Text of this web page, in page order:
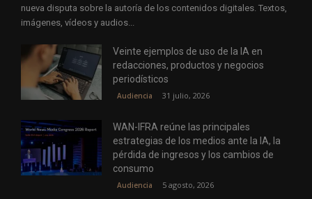
nueva disputa sobre la autoría de los contenidos digitales. Textos,
imágenes, vídeos y audios...
Veinte ejemplos de uso de la IA en
redacciones, productos y negocios
periodísticos
Audiencia 31 julio, 2026
WAN-IFRA reúne las principales
estrategias de los medios ante la IA, la
pérdida de ingresos y los cambios de
consumo
Audiencia 5 agosto, 2026